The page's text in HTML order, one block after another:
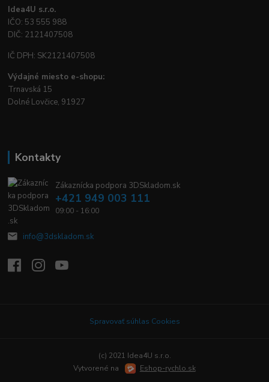
Idea4U s.r.o.
IČO: 53 555 988
DIČ: 2121407508
IČ DPH: SK2121407508
Výdajné miesto e-shopu:
Trnavská 15
Dolné Lovčice, 91927
Kontakty
Zákaznícka podpora 3DSkladom.sk
+421 949 003 111
09:00 - 16:00
info@3dskladom.sk
Spravovať súhlas Cookies
(c) 2021 Idea4U s.r.o.
Vytvorené na
Eshop-rychlo.sk